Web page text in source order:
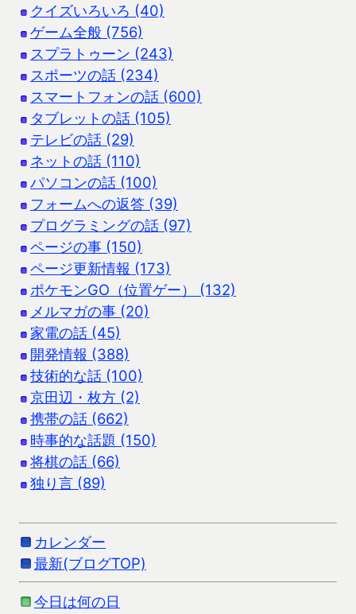
クイズいろいろ (40)
ゲーム全般 (756)
スプラトゥーン (243)
スポーツの話 (234)
スマートフォンの話 (600)
タブレットの話 (105)
テレビの話 (29)
ネットの話 (110)
パソコンの話 (100)
フォームへの返答 (39)
プログラミングの話 (97)
ページの事 (150)
ページ更新情報 (173)
ポケモンGO（位置ゲー） (132)
メルマガの事 (20)
家電の話 (45)
開発情報 (388)
技術的な話 (100)
京田辺・枚方 (2)
携帯の話 (662)
時事的な話題 (150)
将棋の話 (66)
独り言 (89)
カレンダー
最新(ブログTOP)
今日は何の日